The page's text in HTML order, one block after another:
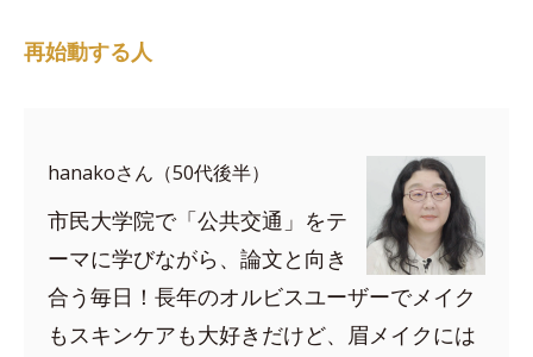
再始動する人
hanakoさん（50代後半）
市民大学院で「公共交通」をテ
ーマに学びながら、論文と向き
合う毎日！長年のオルビスユーザーでメイク
もスキンケアも大好きだけど、眉メイクには